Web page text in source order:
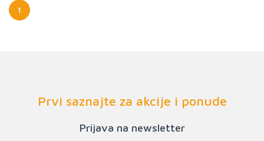
1
Prvi saznajte za akcije i ponude
Prijava na newsletter